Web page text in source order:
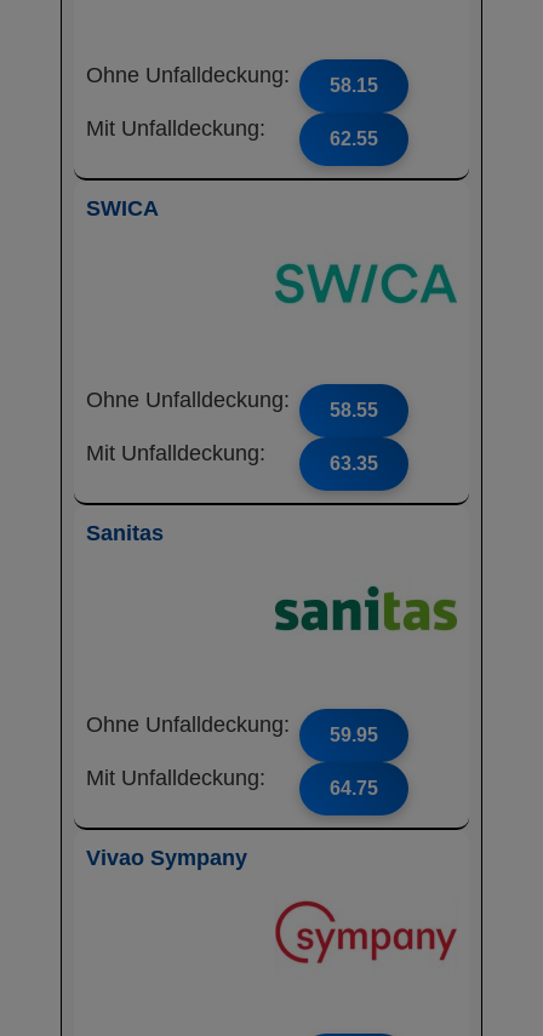
Ohne Unfalldeckung: 58.15
Mit Unfalldeckung: 62.55
SWICA
Ohne Unfalldeckung: 58.55
Mit Unfalldeckung: 63.35
Sanitas
Ohne Unfalldeckung: 59.95
Mit Unfalldeckung: 64.75
Vivao Sympany